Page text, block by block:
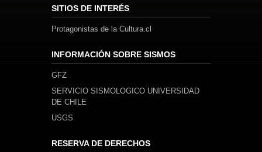
SITIOS DE INTERÉS
Protagonistas de la Cultura.cl
INFORMACIÓN SOBRE SISMOS
GFZ
SERVICIO SISMOLOGICO UNIVERSIDAD
DE CHILE
USGS
RESERVA DE DERECHOS